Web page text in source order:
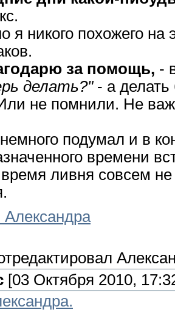
я никого похожего на
за помощь, -
делать?"- а делать
не помнили. Не
подумал и в
времени
время ливня совсем
[03 Октября 2010,